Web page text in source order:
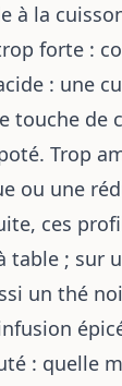
à la
forte :
: une
touche de
Trop
ou une
ces
table ; sur
un thé
: quelle